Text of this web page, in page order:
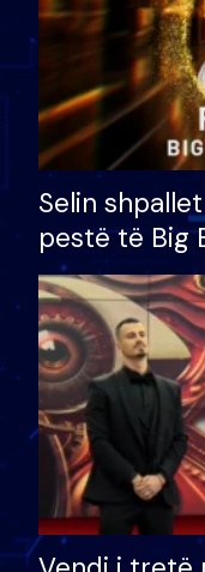
Selin
pestë të Big
çmimin e